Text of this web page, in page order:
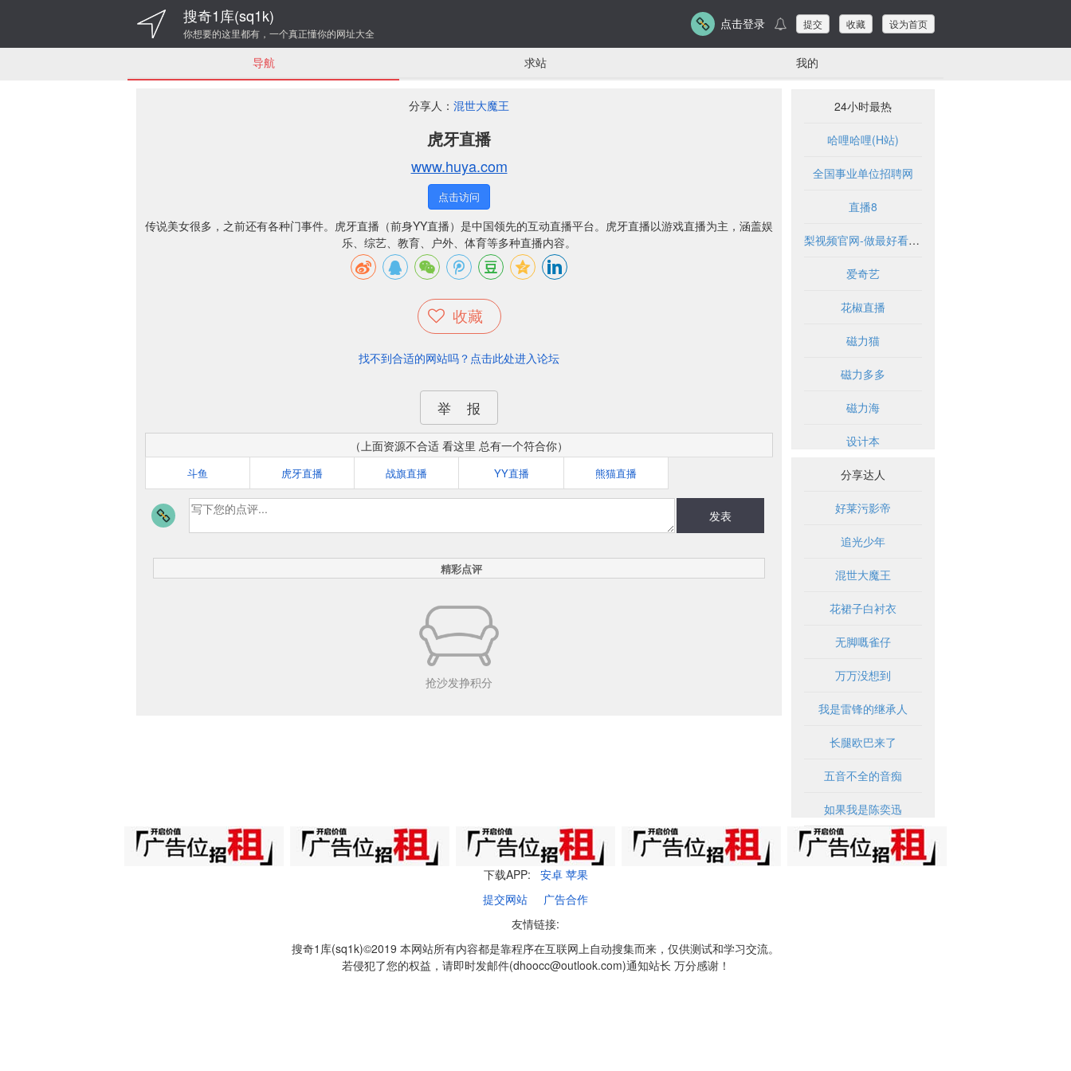
搜奇1库(sq1k)
你想要的这里都有，一个真正懂你的网址大全
点击登录 提交 收藏 设为首页
导航 求站 我的
分享人： 混世大魔王
虎牙直播
www.huya.com
点击访问
传说美女很多，之前还有各种门事件。虎牙直播（前身YY直播）是中国领先的互动直播平台。虎牙直播以游戏直播为主，涵盖娱
乐、综艺、教育、户外、体育等多种直播内容。
收藏
找不到合适的网站吗？点击此处进入论坛
举 报
（上面资源不合适 看这里 总有一个符合你）
斗鱼 虎牙直播 战旗直播 YY直播 熊猫直播
发表
精彩点评
抢沙发挣积分
24小时最热
哈哩哈哩(H站)
全国事业单位招聘网
直播8
梨视频官网-做最好看的资讯短视频-Pear Video
爱奇艺
花椒直播
磁力猫
磁力多多
磁力海
设计本
分享达人
好莱污影帝
追光少年
混世大魔王
花裙子白衬衣
无脚嘅雀仔
万万没想到
我是雷锋的继承人
长腿欧巴来了
五音不全的音痴
如果我是陈奕迅
下载APP: 安卓 苹果
提交网站
广告合作
友情链接:
搜奇1库(sq1k)©2019 本网站所有内容都是靠程序在互联网上自动搜集而来，仅供测试和学习交流。
若侵犯了您的权益，请即时发邮件(dhoocc@outlook.com)通知站长 万分感谢！